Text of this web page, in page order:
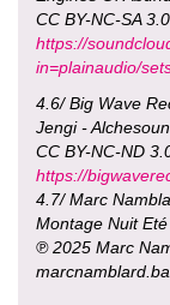
CC BY-NC-SA
https://
in=plainaudio/
4.6/ Big Wave
Jengi -
CC BY-NC-ND
https://
4.7/ Marc
Montage Nuit
℗ 2025 Marc